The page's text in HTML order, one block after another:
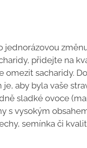
jednorázovou
přidejte na
sacharidy.
aby byla vaše
sladké ovoce
s vysokým
semínka či